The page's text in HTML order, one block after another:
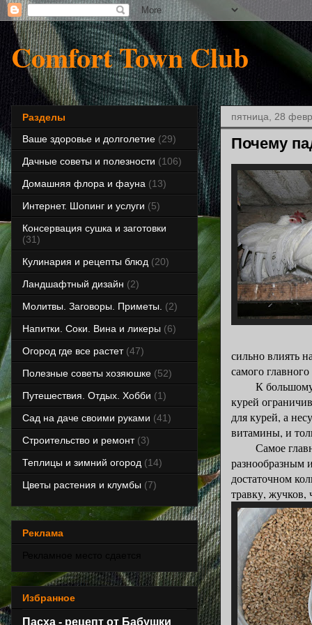
Comfort Town Club
пятница, 28
Почему
сильно влиять
самого
К большому
курей
для курей, а
витамины, и
Самое
разнообразным
достаточном
травку, жучков,
Разделы
Ваше здоровье и долголетие (29)
Дачные советы и полезности (106)
Домашняя флора и фауна (13)
Интернет. Шопинг и услуги (5)
Консервация сушка и заготовки
(31)
Кулинария и рецепты блюд (20)
Ландшафтный дизайн (2)
Молитвы. Заговоры. Приметы. (2)
Напитки. Соки. Вина и ликеры (6)
Огород где все растет (47)
Полезные советы хозяюшке (52)
Путешествия. Отдых. Хобби (1)
Сад на даче своими руками (41)
Строительство и ремонт (3)
Теплицы и зимний огород (14)
Цветы растения и клумбы (7)
Реклама
Избранное
Пасха - рецепт от Бабушки